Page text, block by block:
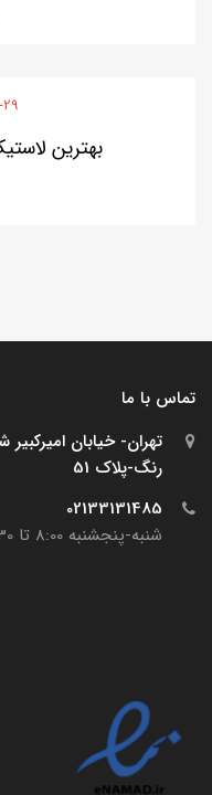
بهترین
تماس با ما
تهران- خیابان
رنگ-پلاک 51
02133131485
شنبه-پنجشنبه 8:00 تا 17:30